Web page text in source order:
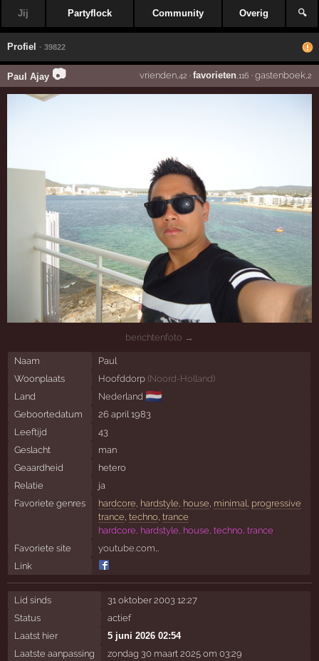
Jij Partyflock Community Overig 🔍
Profiel · 39822
Paul Ajay 📷 vrienden,42 · favorieten ,116 · gastenboek ,2
berichtenfoto →
Naam
Paul
Woonplaats
Hoofddorp (Noord-Holland)
Land
Nederland 🇳🇱
Geboortedatum
26 april 1983
Leeftijd
43
Geslacht
man
Geaardheid
hetero
Relatie
ja
Favoriete genres
hardcore hardstyle house minimal progressive
trance techno, trance
hardcore, hardstyle, house, techno, trance
Favoriete site
youtube.com…
Link
Lid sinds
31 oktober 2003 12:27
Status
actief
Laatst hier
5 juni 2026 02:54
Laatste aanpassing
zondag 30 maart 2025 om 03:29